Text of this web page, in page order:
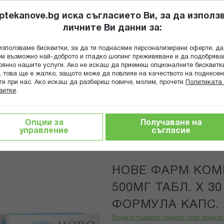
Търсене
ПОПИТАЙ
ГРИЖА ЗА МАЙКАТА И ДЕТЕТО ХРАНИТЕЛНИ ДОБАВКИ
НОВЕ ФАРМ КОМПЛЕКТ МАГНЕЗИЙ 500МГ ТАБЛ. Х 30 +
Nove Pharm
НОВЕ ФАРМ
500МГ ТАБЛ. Х
ФОРМУЛА КАПС.
Бъдете първият оценил този
иска съгласието Ви, за да
личните Ви данни за:
бисквитки, за да ти поднасяме персонализирани оферти, да
възможно най-доброто и гладко шопинг преживяване и да
нашите услуги. Ако не искаш да приемеш опционалните
това ще е жалко, защото може да повлияе на качеството на
при нас. Ако искаш да разбереш повече, молим, прочети
Политиката
.
Опции за
управление
Получаване на
съгласие